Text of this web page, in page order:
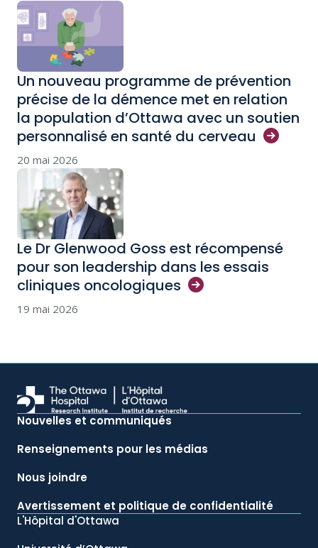
Un nouveau programme de prévention
précise de la démence met en relation
la population d’Ottawa avec un soutien
personnalisé en santé du cerveau
20 mai 2026
Le Dr Glenwood Goss est récompensé
pour son leadership dans les essais
cliniques oncologiques
19 mai 2026
Nouvelles et communiqués
Renseignements pour les médias
Nous joindre
Avertissement et politique de confidentialité
L'Hôpital d'Ottawa